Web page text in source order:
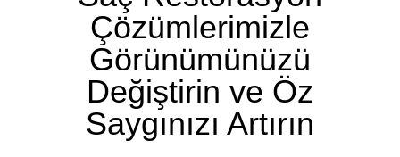
Çözümlerimizle
Görünümünüzü
Değiştirin ve Öz
Saygınızı Artırın